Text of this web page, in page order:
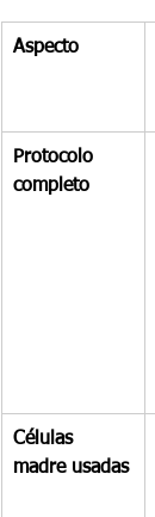
Aspecto
Protocolo
completo
Células
madre usadas